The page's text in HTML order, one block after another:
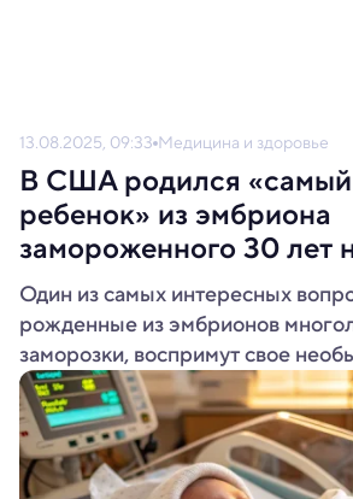
13.08.2025, 09:33 Медицина и здоровье
В США родился
ребенок» из эмбриона
замороженного 30 лет
Один из самых интересных
рожденные из эмбрионов
заморозки, воспримут свое